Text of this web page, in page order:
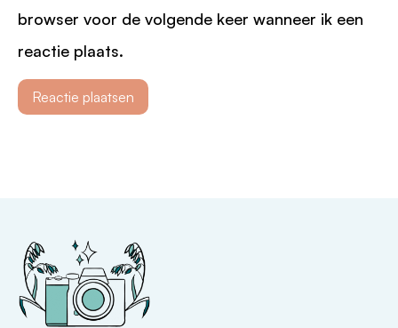
browser voor de volgende keer wanneer ik een
reactie plaats.